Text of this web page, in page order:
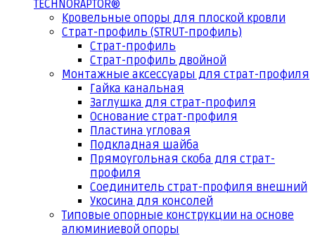
TECHNORAPTOR®
Кровельные опоры для плоской кровли
Страт-профиль (STRUT-профиль)
Страт-профиль
Страт-профиль двойной
Монтажные аксессуары для страт-профиля
Гайка канальная
Заглушка для страт-профиля
Основание страт-профиля
Пластина угловая
Подкладная шайба
Прямоугольная скоба для страт-
профиля
Соединитель страт-профиля внешний
Укосина для консолей
Типовые опорные конструкции на основе
алюминиевой опоры